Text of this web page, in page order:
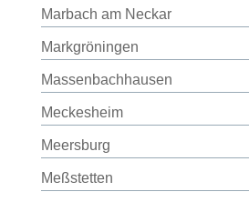
Marbach am Neckar
Markgröningen
Massenbachhausen
Meckesheim
Meersburg
Meßstetten